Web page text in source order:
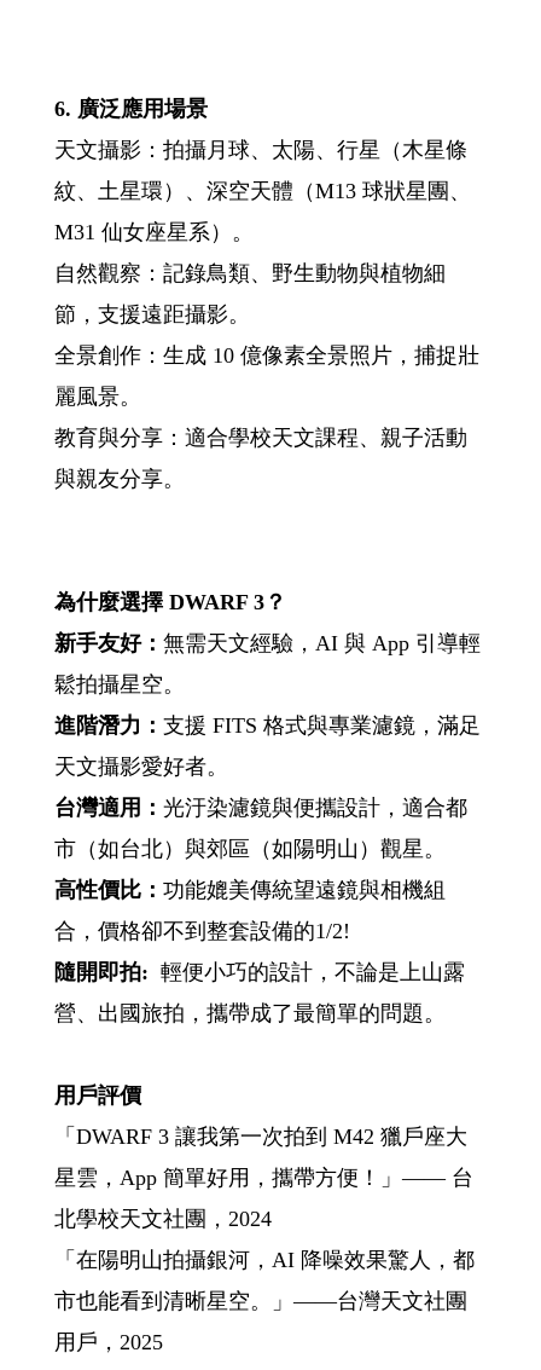
6. 廣泛應用場景
天文攝影：拍攝月球、太陽、行星（木星條
紋、土星環）、深空天體（M13 球狀星團、
M31 仙女座星系）。
自然觀察：記錄鳥類、野生動物與植物細
節，支援遠距攝影。
全景創作：生成 10 億像素全景照片，捕捉壯
麗風景。
教育與分享：適合學校天文課程、親子活動
與親友分享。
為什麼選擇 DWARF 3？
新手友好： 無需天文經驗，AI 與 App 引導輕
鬆拍攝星空。
進階潛力： 支援 FITS 格式與專業濾鏡，滿足
天文攝影愛好者。
台灣適用： 光汙染濾鏡與便攜設計，適合都
市（如台北）與郊區（如陽明山）觀星。
高性價比： 功能媲美傳統望遠鏡與相機組
合，價格卻不到整套設備的1/2!
隨開即拍: 輕便小巧的設計，不論是上山露
營、出國旅拍，攜帶成了最簡單的問題。
用戶評價
「DWARF 3 讓我第一次拍到 M42 獵戶座大
星雲，App 簡單好用，攜帶方便！」—— 台
北學校天文社團，2024
「在陽明山拍攝銀河，AI 降噪效果驚人，都
市也能看到清晰星空。」——台灣天文社團
用戶，2025